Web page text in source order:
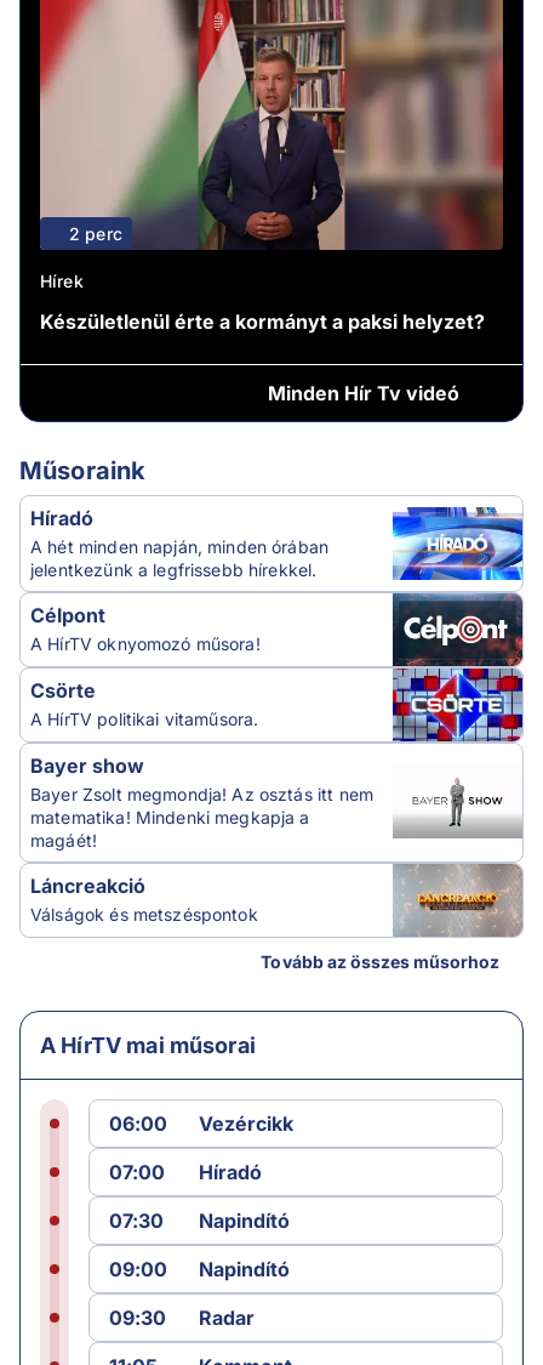
2 perc
Hírek
Készületlenül érte a kormányt a paksi helyzet?
Minden Hír Tv videó
Műsoraink
Híradó
A hét minden napján, minden órában
jelentkezünk a legfrissebb hírekkel.
Célpont
A HírTV oknyomozó műsora!
Csörte
A HírTV politikai vitaműsora.
Bayer show
Bayer Zsolt megmondja! Az osztás itt nem
matematika! Mindenki megkapja a
magáét!
Láncreakció
Válságok és metszéspontok
Tovább az összes műsorhoz
A HírTV mai műsorai
06:00
Vezércikk
07:00
Híradó
07:30
Napindító
09:00
Napindító
09:30
Radar